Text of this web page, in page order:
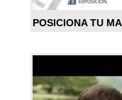
POSICIONA TU